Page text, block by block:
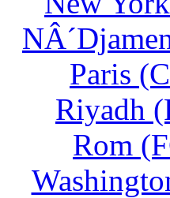
Paris
Riyadh
Rom